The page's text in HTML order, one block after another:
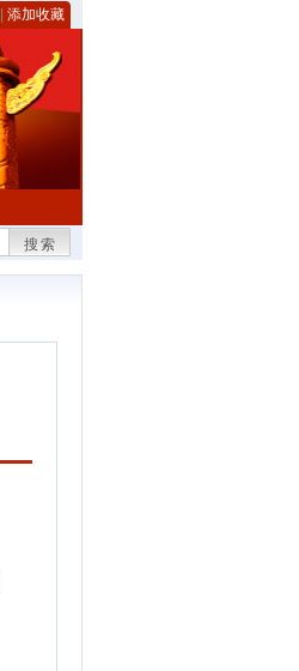
添加收藏
搜索